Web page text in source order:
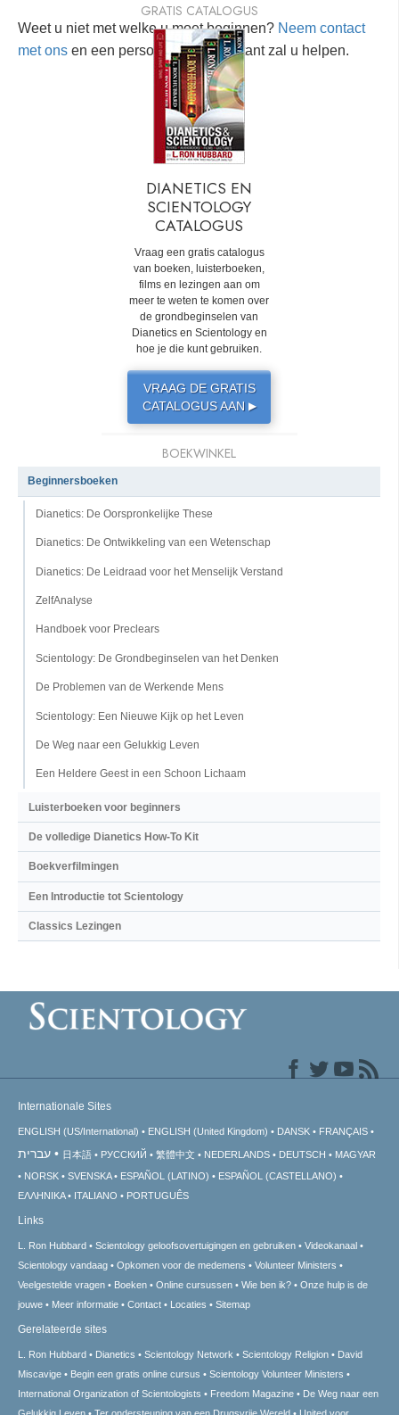
Weet u niet met welke u moet beginnen? Neem contact
met ons en een persoonlijke consultant zal u helpen.
GRATIS CATALOGUS
DIANETICS EN
SCIENTOLOGY
CATALOGUS
Vraag een gratis catalogus
van boeken, luisterboeken,
films en lezingen aan om
meer te weten te komen over
de grondbeginselen van
Dianetics en Scientology en
hoe je die kunt gebruiken.
VRAAG DE GRATIS
CATALOGUS AAN ▶
BOEKWINKEL
Beginnersboeken
Dianetics: De Oorspronkelijke These
Dianetics: De Ontwikkeling van een Wetenschap
Dianetics: De Leidraad voor het Menselijk Verstand
ZelfAnalyse
Handboek voor Preclears
Scientology: De Grondbeginselen van het Denken
De Problemen van de Werkende Mens
Scientology: Een Nieuwe Kijk op het Leven
De Weg naar een Gelukkig Leven
Een Heldere Geest in een Schoon Lichaam
Luisterboeken voor beginners
De volledige Dianetics How-To Kit
Boekverfilmingen
Een Introductie tot Scientology
Classics Lezingen
Internationale Sites
ENGLISH (US/International) ENGLISH (United Kingdom) DANSK FRANÇAIS
עברית 日本語 РУССКИЙ 繁體中文 NEDERLANDS DEUTSCH
MAGYAR
NORSK
SVENSKA ESPAÑOL (LATINO)
ESPAÑOL (CASTELLANO)
ΕΛΛΗΝΙΚA
ITALIANO PORTUGUÊS
Links
L. Ron Hubbard Scientology geloofsovertuigingen en gebruiken
Videokanaal
Scientology vandaag
Opkomen voor de medemens
Volunteer Ministers
Veelgestelde vragen
Boeken Online cursussen Wie ben ik?
Onze hulp is de
jouwe
Meer informatie Contact Locaties Sitemap
Gerelateerde sites
L. Ron Hubbard Dianetics Scientology Network Scientology Religion
David
Miscavige
Begin een gratis online cursus
Scientology Volunteer Ministers
International Organization of Scientologists
Freedom Magazine
De Weg naar een